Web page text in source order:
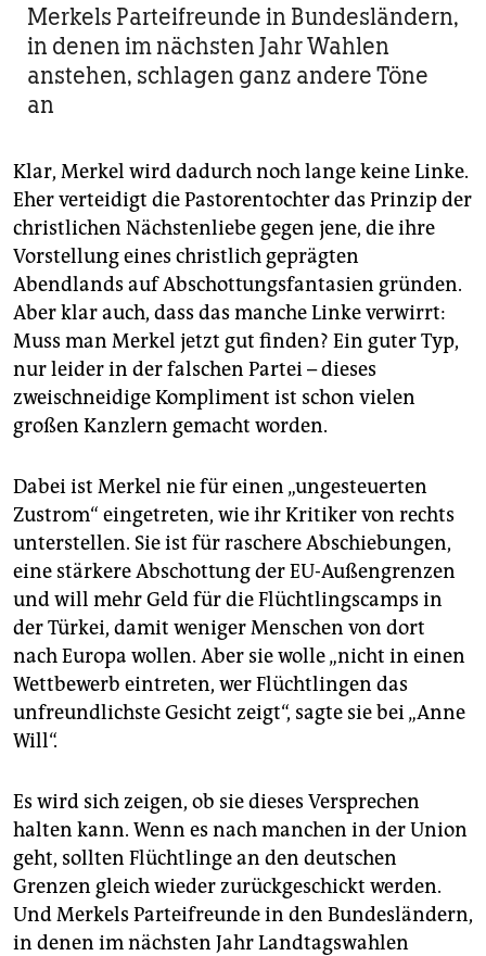
Merkels Parteifreunde in Bundesländern,
in denen im nächsten Jahr Wahlen
anstehen, schlagen ganz andere Töne
an
Klar, Merkel wird dadurch noch lange keine Linke.
Eher verteidigt die Pastorentochter das Prinzip der
christlichen Nächstenliebe gegen jene, die ihre
Vorstellung eines christlich geprägten
Abendlands auf Abschottungsfantasien gründen.
Aber klar auch, dass das manche Linke verwirrt:
Muss man Merkel jetzt gut finden? Ein guter Typ,
nur leider in der falschen Partei – dieses
zweischneidige Kompliment ist schon vielen
großen Kanzlern gemacht worden.
Dabei ist Merkel nie für einen „ungesteuerten
Zustrom“ eingetreten, wie ihr Kritiker von rechts
unterstellen. Sie ist für raschere Abschiebungen,
eine stärkere Abschottung der EU-Außengrenzen
und will mehr Geld für die Flüchtlingscamps in
der Türkei, damit weniger Menschen von dort
nach Europa wollen. Aber sie wolle „nicht in einen
Wettbewerb eintreten, wer Flüchtlingen das
unfreundlichste Gesicht zeigt“, sagte sie bei „Anne
Will“.
Es wird sich zeigen, ob sie dieses Versprechen
halten kann. Wenn es nach manchen in der Union
geht, sollten Flüchtlinge an den deutschen
Grenzen gleich wieder zurückgeschickt werden.
Und Merkels Parteifreunde in den Bundesländern,
in denen im nächsten Jahr Landtagswahlen